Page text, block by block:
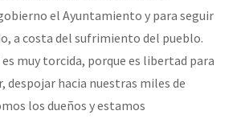
el Ayuntamiento y para seguir
a costa del sufrimiento del pueblo.
muy torcida, porque es libertad para
hacia nuestras miles de
los dueños y estamos